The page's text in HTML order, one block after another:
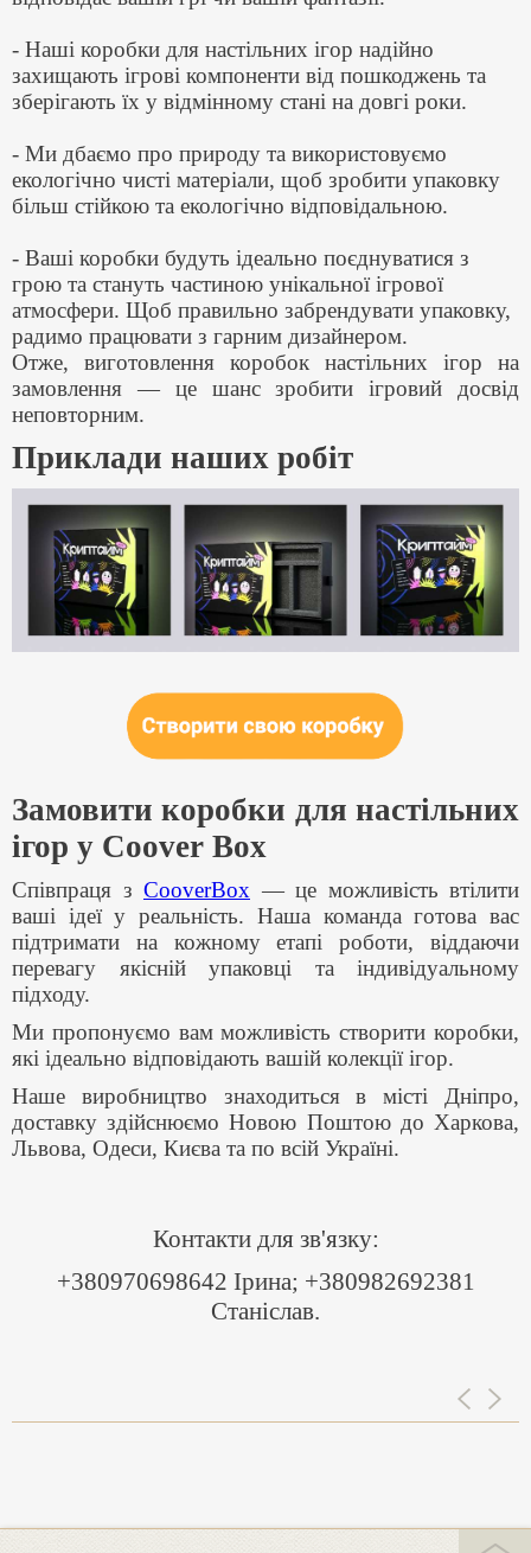
- Наші коробки для настільних ігор надійно
захищають ігрові компоненти від пошкоджень та
зберігають їх у відмінному стані на довгі роки.
- Ми дбаємо про природу та використовуємо
екологічно чисті матеріали, щоб зробити упаковку
більш стійкою та екологічно відповідальною.
- Ваші коробки будуть ідеально поєднуватися з
грою та стануть частиною унікальної ігрової
атмосфери. Щоб правильно забрендувати упаковку,
радимо працювати з гарним дизайнером.
Отже, виготовлення коробок настільних ігор на
замовлення — це шанс зробити ігровий досвід
неповторним.
Приклади наших робіт
Замовити коробки для настільних
ігор у Coover Box
Співпраця з CooverBox — це можливість втілити
ваші ідеї у реальність. Наша команда готова вас
підтримати на кожному етапі роботи, віддаючи
перевагу якісній упаковці та індивідуальному
підходу.
Ми пропонуємо вам можливість створити коробки,
які ідеально відповідають вашій колекції ігор.
Наше виробництво знаходиться в місті Дніпро,
доставку здійснюємо Новою Поштою до Харкова,
Львова, Одеси, Києва та по всій Україні.
Контакти для зв'язку:
+380970698642 Ірина; +380982692381
Станіслав.